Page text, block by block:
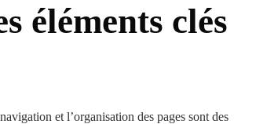
éléments clés
et l’organisation des pages sont des